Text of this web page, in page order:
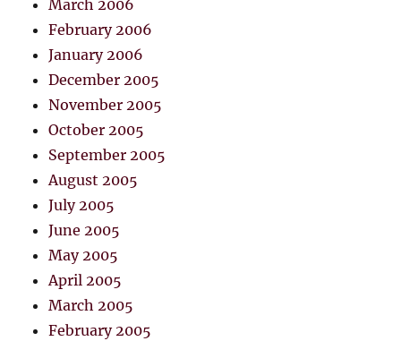
March 2006
February 2006
January 2006
December 2005
November 2005
October 2005
September 2005
August 2005
July 2005
June 2005
May 2005
April 2005
March 2005
February 2005